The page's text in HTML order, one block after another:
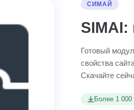
СИМАЙ
SIMAI:
Готовый
свойства
Скачайте
Более 1 000